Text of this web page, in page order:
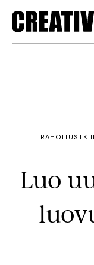
RAHOITUSTKI
Luo